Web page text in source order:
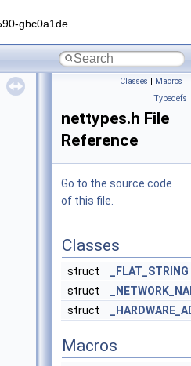
gbc0a1de
Classes | Macros |
Typedefs
nettypes.h File
Reference
Go to the source code
of this file.
Classes
struct
_FLAT_STRING
struct
struct
Macros